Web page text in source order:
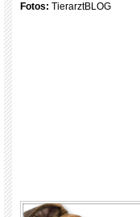
Fotos: TierarztBLOG